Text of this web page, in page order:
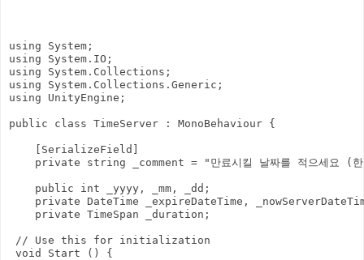
using System;
using System.IO;
using System.Collections;
using System.Collections.Generic;
using UnityEngine;
public class TimeServer : MonoBehaviour {
    [SerializeField]
private string _comment = "만료시킬 날짜를 적으세요 (한
    public int _yyyy, _mm, _dd;
private DateTime _expireDateTime,
    private TimeSpan _duration;
// Use this for initialization
void Start () {